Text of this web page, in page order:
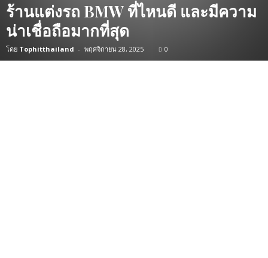
ร้านแต่งรถ BMW ที่ไหนดี และมีความ
น่าเชื่อถือมากที่สุด
โดย Tophitthailand - พฤศจิกายน 28, 2025 0